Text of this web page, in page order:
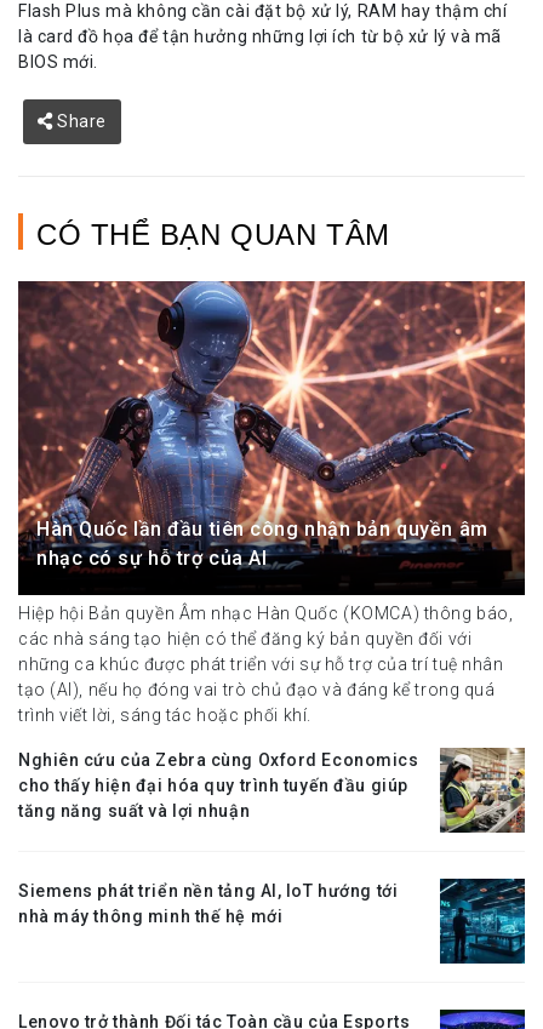
Flash Plus mà không cần cài đặt bộ xử lý, RAM hay thậm chí
là card đồ họa để tận hưởng những lợi ích từ bộ xử lý và mã
BIOS mới.
Share
CÓ THỂ BẠN QUAN TÂM
Hàn Quốc lần đầu tiên công nhận bản quyền âm
nhạc có sự hỗ trợ của AI
Hiệp hội Bản quyền Âm nhạc Hàn Quốc (KOMCA) thông báo,
các nhà sáng tạo hiện có thể đăng ký bản quyền đối với
những ca khúc được phát triển với sự hỗ trợ của trí tuệ nhân
tạo (AI), nếu họ đóng vai trò chủ đạo và đáng kể trong quá
trình viết lời, sáng tác hoặc phối khí.
Nghiên cứu của Zebra cùng Oxford Economics
cho thấy hiện đại hóa quy trình tuyến đầu giúp
tăng năng suất và lợi nhuận
Siemens phát triển nền tảng AI, IoT hướng tới
nhà máy thông minh thế hệ mới
Lenovo trở thành Đối tác Toàn cầu của Esports